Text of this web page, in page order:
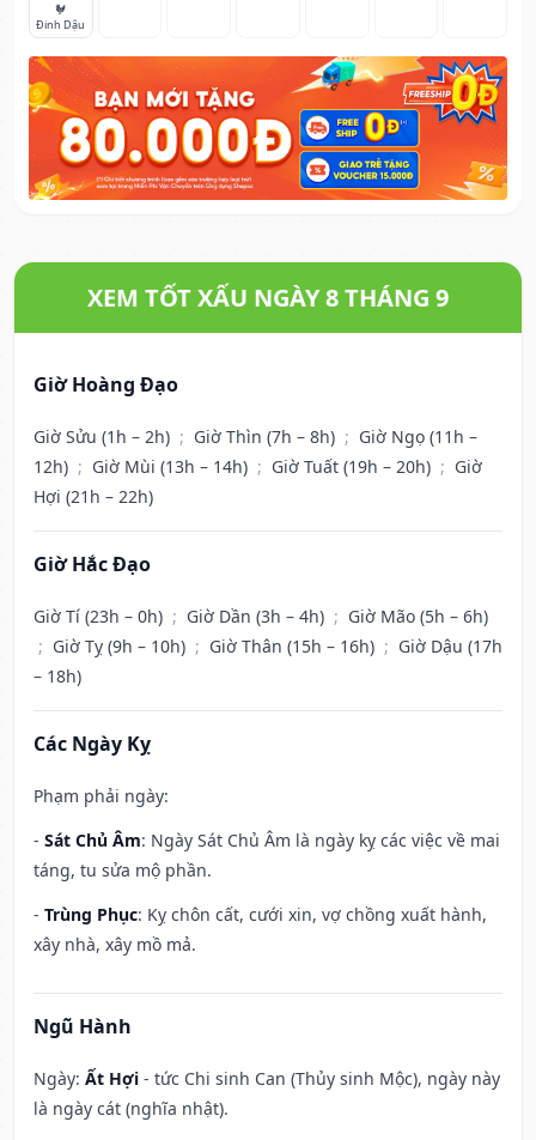
🐓
Đinh Dậu
XEM TỐT XẤU NGÀY 8 THÁNG 9
Giờ Hoàng Đạo
Giờ Sửu (1h – 2h) ; Giờ Thìn (7h – 8h) ; Giờ Ngọ (11h –
12h) ; Giờ Mùi (13h – 14h) ; Giờ Tuất (19h – 20h) ; Giờ
Hợi (21h – 22h)
Giờ Hắc Đạo
Giờ Tí (23h – 0h) ; Giờ Dần (3h – 4h) ; Giờ Mão (5h – 6h)
; Giờ Tỵ (9h – 10h) ; Giờ Thân (15h – 16h) ; Giờ Dậu (17h
– 18h)
Các Ngày Kỵ
Phạm phải ngày:
- Sát Chủ Âm: Ngày Sát Chủ Âm là ngày kỵ các việc về mai
táng, tu sửa mộ phần.
- Trùng Phục: Kỵ chôn cất, cưới xin, vợ chồng xuất hành,
xây nhà, xây mồ mả.
Ngũ Hành
Ngày: Ất Hợi - tức Chi sinh Can (Thủy sinh Mộc), ngày này
là ngày cát (nghĩa nhật).